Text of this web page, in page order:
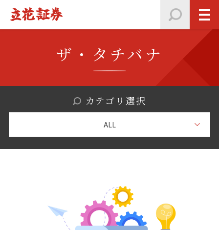
ザ・タチバナ
カテゴリ選択
ALL